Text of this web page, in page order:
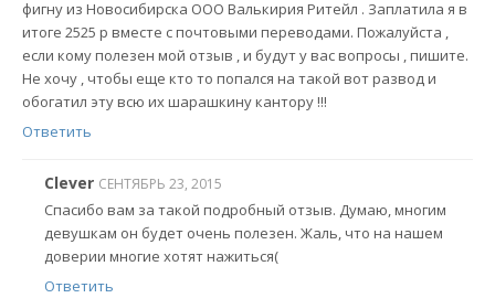
фигну из Новосибирска ООО Валькирия Ритейл . Заплатила я в
итоге 2525 р вместе с почтовыми переводами. Пожалуйста ,
если кому полезен мой отзыв , и будут у вас вопросы , пишите.
Не хочу , чтобы еще кто то попался на такой вот развод и
обогатил эту всю их шарашкину кантору !!!
Ответить
Clever СЕНТЯБРЬ 23, 2015
Спасибо вам за такой подробный отзыв. Думаю, многим
девушкам он будет очень полезен. Жаль, что на нашем
доверии многие хотят нажиться(
Ответить